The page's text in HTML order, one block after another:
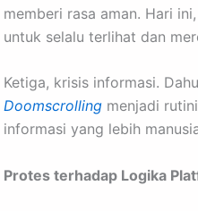
memberi rasa aman. Hari
untuk selalu terlihat dan
Ketiga, krisis informasi.
Doomscrolling menjadi
informasi yang lebih
Protes terhadap Logika